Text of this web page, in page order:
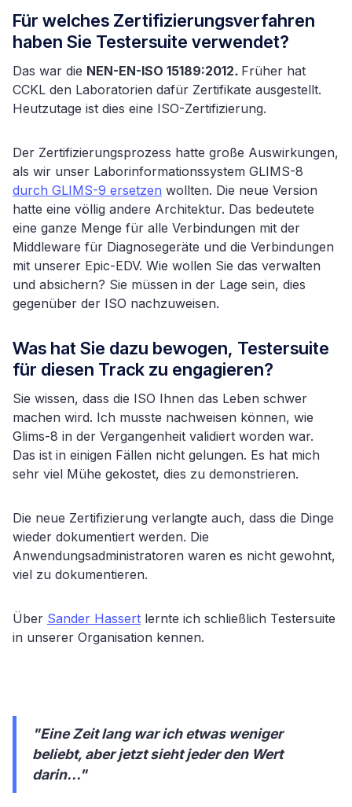
Für welches Zertifizierungsverfahren
haben Sie Testersuite verwendet?
Das war die NEN-EN-ISO 15189:2012. Früher hat
CCKL den Laboratorien dafür Zertifikate ausgestellt.
Heutzutage ist dies eine ISO-Zertifizierung.
Der Zertifizierungsprozess hatte große Auswirkungen,
als wir unser Laborinformationssystem GLIMS-8
durch GLIMS-9 ersetzen wollten. Die neue Version
hatte eine völlig andere Architektur. Das bedeutete
eine ganze Menge für alle Verbindungen mit der
Middleware für Diagnosegeräte und die Verbindungen
mit unserer Epic-EDV. Wie wollen Sie das verwalten
und absichern? Sie müssen in der Lage sein, dies
gegenüber der ISO nachzuweisen.
Was hat Sie dazu bewogen, Testersuite
für diesen Track zu engagieren?
Sie wissen, dass die ISO Ihnen das Leben schwer
machen wird. Ich musste nachweisen können, wie
Glims-8 in der Vergangenheit validiert worden war.
Das ist in einigen Fällen nicht gelungen. Es hat mich
sehr viel Mühe gekostet, dies zu demonstrieren.
Die neue Zertifizierung verlangte auch, dass die Dinge
wieder dokumentiert werden. Die
Anwendungsadministratoren waren es nicht gewohnt,
viel zu dokumentieren.
Über Sander Hassert lernte ich schließlich Testersuite
in unserer Organisation kennen.
"Eine Zeit lang war ich etwas weniger
beliebt, aber jetzt sieht jeder den Wert
darin..."